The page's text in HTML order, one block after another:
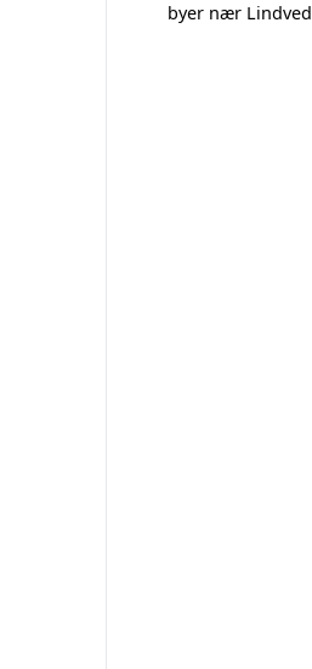
byer nær Lindved